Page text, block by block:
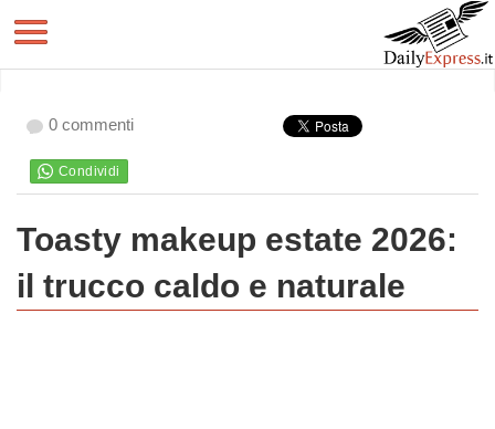
0 commenti
Toasty makeup estate 2026:
il trucco caldo e naturale